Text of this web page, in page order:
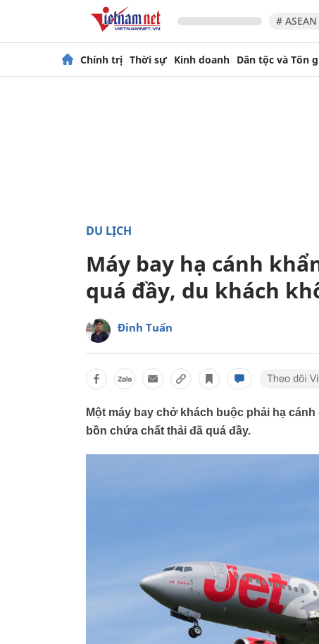
#
Chính trị Thời sự Kinh doanh Dân tộc và Tôn
DU LỊCH
Máy bay hạ cánh
quá đầy, du khách
Đinh Tuấn
Một máy bay chở khách buộc phải hạ
bồn chứa chất thải đã quá đầy.